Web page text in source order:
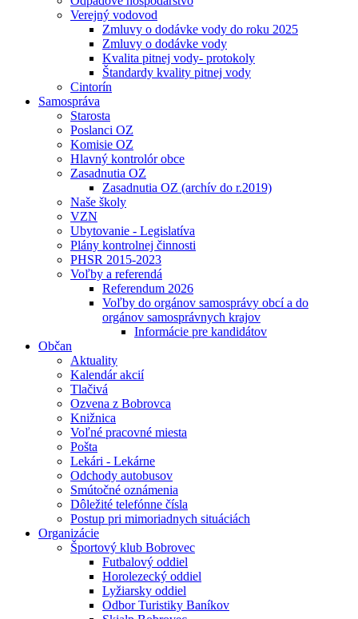
Verejný vodovod
Zmluvy o dodávke vody do roku 2025
Zmluvy o dodávke vody
Kvalita pitnej vody- protokoly
Štandardy kvality pitnej vody
Cintorín
Samospráva
Starosta
Poslanci OZ
Komisie OZ
Hlavný kontrolór obce
Zasadnutia OZ
Zasadnutia OZ (archív do r.2019)
Naše školy
VZN
Ubytovanie - Legislatíva
Plány kontrolnej činnosti
PHSR 2015-2023
Voľby a referendá
Referendum 2026
Voľby do orgánov samosprávy obcí a do
orgánov samosprávnych krajov
Informácie pre kandidátov
Občan
Aktuality
Kalendár akcií
Tlačivá
Ozvena z Bobrovca
Knižnica
Voľné pracovné miesta
Pošta
Lekári - Lekárne
Odchody autobusov
Smútočné oznámenia
Dôležité telefónne čísla
Postup pri mimoriadnych situáciách
Organizácie
Športový klub Bobrovec
Futbalový oddiel
Horolezecký oddiel
Lyžiarsky oddiel
Odbor Turistiky Baníkov